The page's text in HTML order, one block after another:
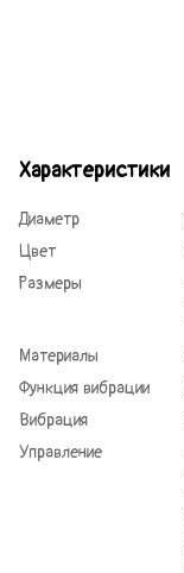
Характеристики
Диаметр
Цвет
Размеры
Материалы
Функция вибрации
Вибрация
Управление